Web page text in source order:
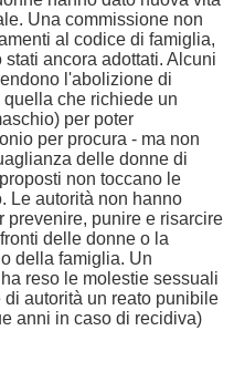
Una commissione non
al codice di famiglia,
ancora adottati. Alcuni
l'abolizione di
che richiede un
per poter
per procura - ma non
delle donne di
non toccano le
Le autorità non hanno
prevenire, punire e risarcire
delle donne o la
della famiglia. Un
reso le molestie sessuali
autorità un reato punibile
anni in caso di recidiva)